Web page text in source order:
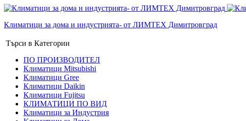
Климатици за дома и индустрията- от ЛИМТЕХ Димитровград
Търси в Категории
ПО ПРОИЗВОДИТЕЛ
Климатици Mitsubishi
Климатици Gree
Климатици Daikin
Климатици Fujitsu
КЛИМАТИЦИ ПО ВИД
Климатици за Индустрия